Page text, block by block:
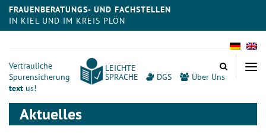
FRAUENBERATUNGS- UND FACHSTELLEN
IN KIEL UND IM KREIS PLÖN
Meta
Vertrauliche
Spurensicherung
LEICHTE
SPRACHE
DGS
Über Uns
text us!
Aktuelles